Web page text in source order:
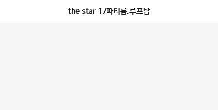
the star 17파티룸.루프탑